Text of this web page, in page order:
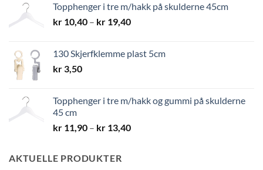
kr 8,40
Topphenger i tre m/hakk på skulderne 45cm
kr 10,40 – kr 19,40Prisområde:
kr 19,40
130 Skjerfklemme plast 5cm
kr 3,50
Topphenger i tre m/hakk og gummi på skulderne
45 cm
kr 11,90 – kr 13,40Prisområde:
AKTUELLE PRODUKTER